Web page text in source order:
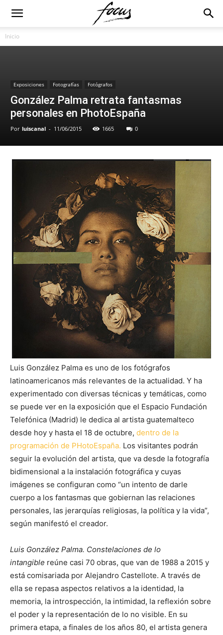
Inicio
Exposiciones Fotografías Fotógrafos
González Palma retrata fantasmas
personales en PhotoEspaña
Por luiscanal - 11/06/2015 1665 0
Luis González Palma es uno de los fotógrafos
latinoamericanos más relevantes de la actualidad. Y ha
experimentado con diversas técnicas y temáticas, como
se puede ver en la exposición que el Espacio Fundación
Telefónica (Madrid) le dedica al artista guatemalteco
desde hoy y hasta el 18 de octubre, dentro de la
programación de PHotoEspaña. Los visitantes podrán
seguir la evolución del artista, que va desde la fotografía
bidimensional a la instalación fotográfica y cuyas
imágenes se configuran como “un intento de darle
cuerpo a los fantasmas que gobiernan las relaciones
personales, las jerarquías religiosas, la política y la vida”,
según manifestó el creador.
Luis González Palma. Constelaciones de lo
intangible reúne casi 70 obras, que van de 1988 a 2015 y
está comisariada por Alejandro Castellote. A través de
ella se repasa aspectos relativos a la identidad, la
memoria, la introspección, la intimidad, la reflexión sobre
el poder y la representación de lo no visible. En su
primera etapa, a finales de los años 80, el artista genera